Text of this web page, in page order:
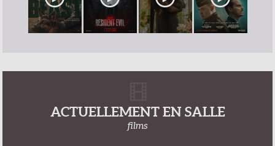
ACTUELLEMENT EN SALLE
films